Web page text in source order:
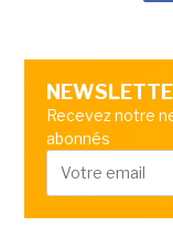
Recevez notre
abonnés